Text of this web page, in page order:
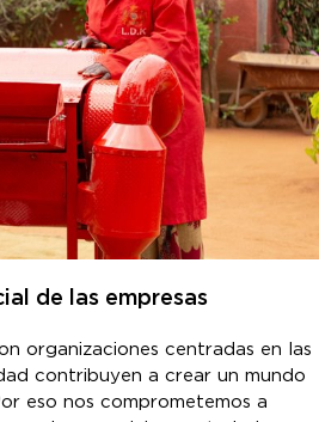
de las empresas
organizaciones centradas en las
contribuyen a crear un mundo
eso nos comprometemos a